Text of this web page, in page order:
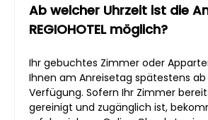
Ab welcher Uhrzeit ist die
REGIOHOTEL möglich?
Ihr gebuchtes Zimmer oder
Ihnen am Anreisetag spätestens ab
Verfügung. Sofern Ihr Zimmer
gereinigt und zugänglich ist,